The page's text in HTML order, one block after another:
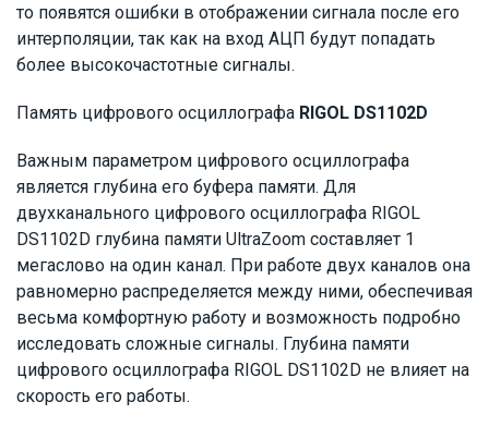
то появятся ошибки в отображении сигнала после его
интерполяции, так как на вход АЦП будут попадать
более высокочастотные сигналы.
Память цифрового осциллографа RIGOL DS1102D
Важным параметром цифрового осциллографа
является глубина его буфера памяти. Для
двухканального цифрового осциллографа RIGOL
DS1102D глубина памяти UltraZoom составляет 1
мегаслово на один канал. При работе двух каналов она
равномерно распределяется между ними, обеспечивая
весьма комфортную работу и возможность подробно
исследовать сложные сигналы. Глубина памяти
цифрового осциллографа RIGOL DS1102D не влияет на
скорость его работы.